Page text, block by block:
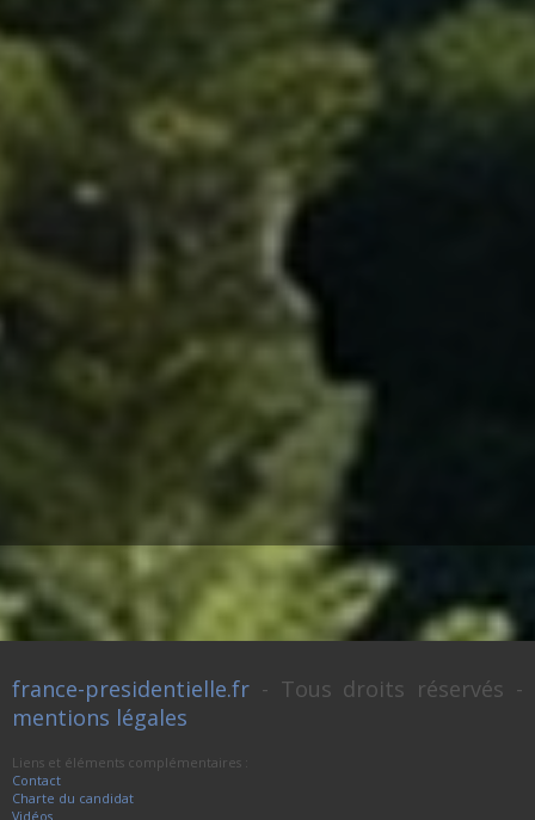
france-presidentielle.fr - Tous droits réservés -
mentions légales
Liens et éléments complémentaires :
Contact
Charte du candidat
Vidéos